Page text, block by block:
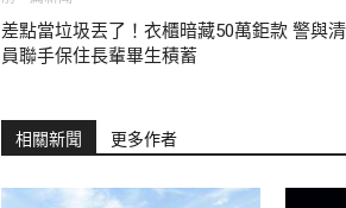
差點當垃圾丟了！衣櫃暗藏50萬鉅款 警與
員聯手保住長輩畢生積蓄
相關新聞 更多作者